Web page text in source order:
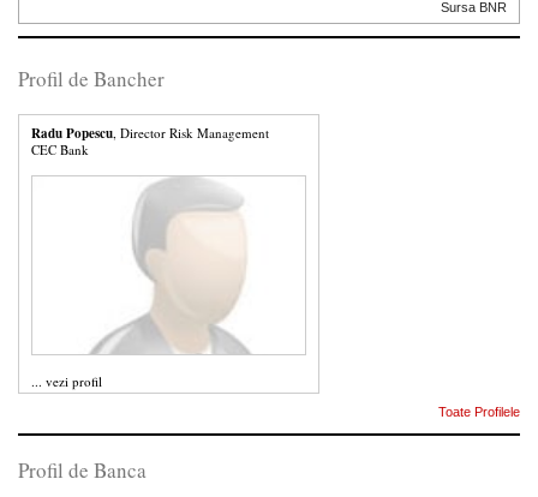
Sursa BNR
Profil de Bancher
Radu Popescu, Director Risk Management
CEC Bank
... vezi profil
Toate Profilele
Profil de Banca